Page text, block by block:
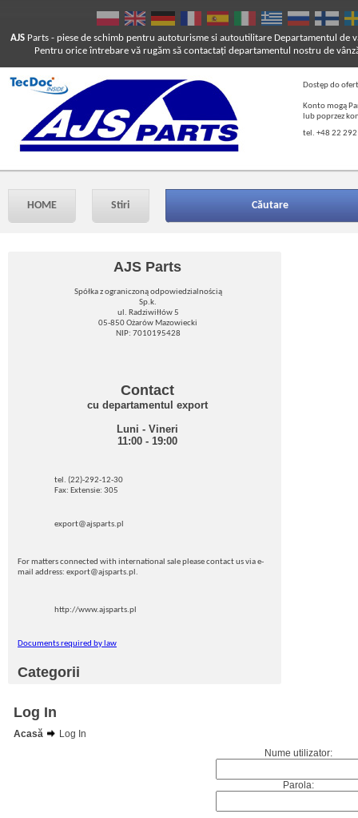
AJS Parts - piese de schimb pentru autoturisme si autoutilitare
Pentru orice întrebare vă rugăm să contactaţi departamentul nostru de
Departamentul de
Dostęp do
Konto mogą
lub poprzez
tel. +48 22
HOME Stiri Căutare
AJS Parts
Spółka z ograniczoną odpowiedzialnością
Sp.k.
ul. Radziwiłłów 5
05-850 Ożarów Mazowiecki
NIP: 7010195428
Contact
cu departamentul export
Luni - Vineri
11:00 - 19:00
tel. (22)-292-12-30
Fax: Extensie: 305
export@ajsparts.pl
For matters connected with international sale please contact us via e-
mail address: export@ajsparts.pl.
http://www.ajsparts.pl
Documents required by law
Categorii
Log In
Acasă
Log In
Nume utilizator:
Parola: